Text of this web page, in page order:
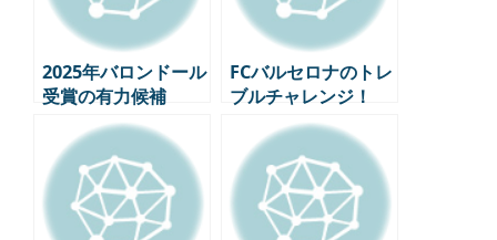
2025年バロンドール
受賞の有力候補
TOP5(3月時点の最
新順位)
FCバルセロナのトレ
ブルチャレンジ！
UEFAチャンピオン
ズ準々決勝インテ
ル・ミラノ1回戦プ
レビュー